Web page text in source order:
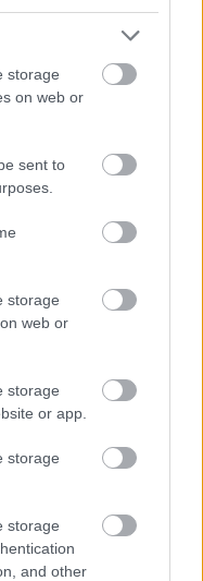
storage
on web or
sent to
storage
web or
storage
or app.
storage
storage
and other
Apinis: Covid–
Kapitolija kalnā
Ziņot